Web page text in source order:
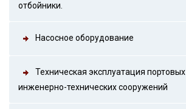
отбойники.
Насосное оборудование
Техническая эксплуатация портовых
инженерно-технических сооружений